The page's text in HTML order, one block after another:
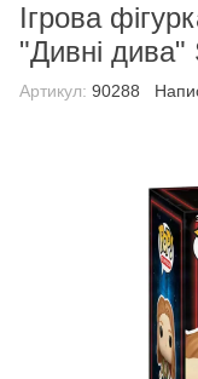
Ігрова
"Дивні
Артикул: 90288